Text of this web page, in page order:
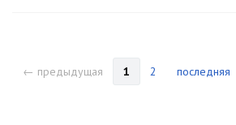
← предыдущая 1 2 последняя